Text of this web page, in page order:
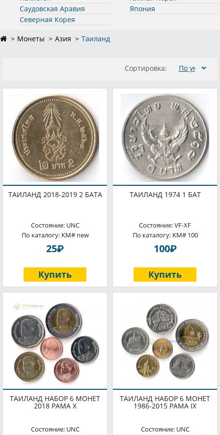
Саудовская Аравия
Северная Корея
Япония
Монеты Азия Таиланд
Сортировка:
ТАИЛАНД 2018-2019 2 БАТА
Состояние: UNC
По каталогу: KM# new
25P
Купить
ТАИЛАНД 1974 1 БАТ
Состояние: VF-XF
По каталогу: KM# 100
100P
Купить
ТАИЛАНД НАБОР 6 МОНЕТ
2018 РАМА X
Состояние: UNC
ТАИЛАНД НАБОР 6 МОНЕТ
1986-2015 РАМА IX
Состояние: UNC